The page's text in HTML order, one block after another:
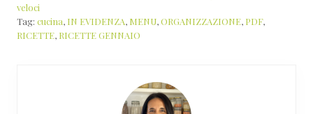
veloci
Tag: cucina, IN EVIDENZA, MENU,ORGANIZZAZIONE, PDF,
RICETTE, RICETTE GENNAIO